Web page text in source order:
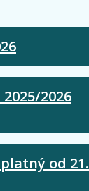
2026
od 21.